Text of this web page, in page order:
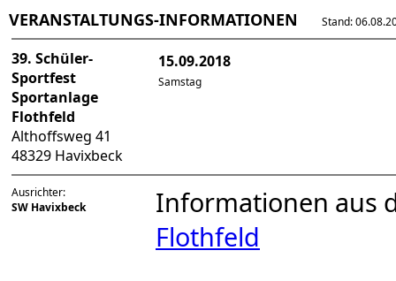
VERANSTALTUNGS-INFORMATIONEN Stand:
39. Schüler-
Sportfest
Sportanlage
Flothfeld
Althoffsweg 41
48329 Havixbeck
15.09.2018
Samstag
Ausrichter:
SW Havixbeck
Informationen aus
Flothfeld